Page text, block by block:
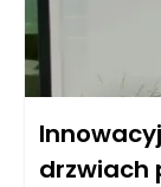
drzwiach